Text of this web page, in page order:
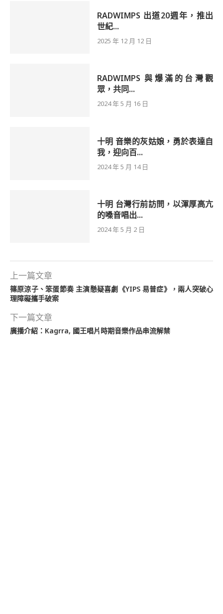
RADWIMPS 出道20週年，推出
世紀...
2025 年 12 月 12 日
RADWIMPS 與爆滿的台灣觀
眾，共同...
2024 年 5 月 16 日
十明 音樂的灰姑娘，勇於表達自
我，迎向百...
2024 年 5 月 14 日
十明 台灣行前訪問，以渾厚高亢
的嗓音唱出...
2024 年 5 月 2 日
上一篇文章
篠原涼子、笨蛋節奏 主演懸疑喜劇《YIPS 易普症》，兩人突破心
理障礙攜手破案
下一篇文章
廣播介紹：Kagrra, 國王唱片時期音樂作品串流解禁